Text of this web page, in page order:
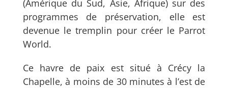
(Amérique du Sud, Asie, Afrique) sur des
programmes de préservation, elle est
devenue le tremplin pour créer le Parrot
World.
Ce havre de paix est situé à Crécy la
Chapelle, à moins de 30 minutes à l’est de